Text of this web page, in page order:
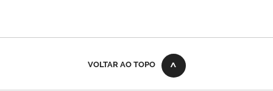
VOLTAR AO TOPO